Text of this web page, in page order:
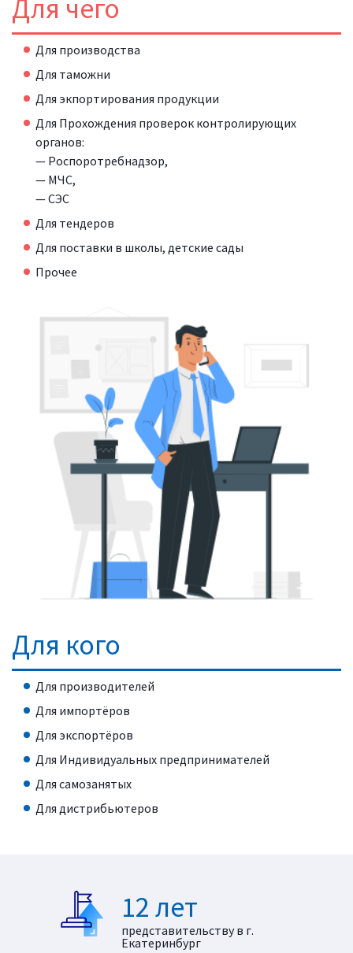
Для чего
Для производства
Для таможни
Для экпортирования продукции
Для Прохождения проверок контролирующих
органов:
— Роспоротребнадзор,
— МЧС,
— СЭС
Для тендеров
Для поставки в школы, детские сады
Прочее
Для кого
Для производителей
Для импортёров
Для экспортёров
Для Индивидуальных предпринимателей
Для самозанятых
Для дистрибьютеров
12 лет
представительству в г.
Екатеринбург